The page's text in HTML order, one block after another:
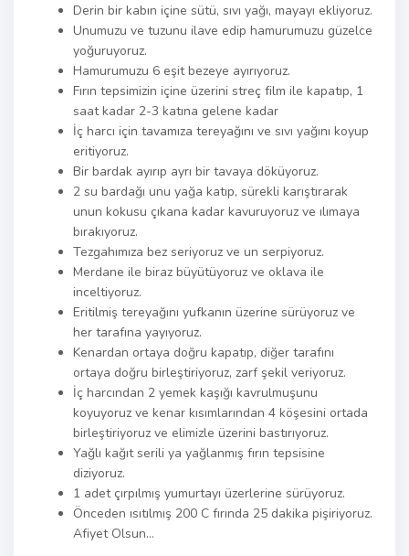
Derin bir kabın içine sütü, sıvı yağı, mayayı ekliyoruz.
Unumuzu ve tuzunu ilave edip hamurumuzu güzelce
yoğuruyoruz.
Hamurumuzu 6 eşit bezeye ayırıyoruz.
Fırın tepsimizin içine üzerini streç film ile kapatıp, 1
saat kadar 2-3 katına gelene kadar
İç harcı için tavamıza tereyağını ve sıvı yağını koyup
eritiyoruz.
Bir bardak ayırıp ayrı bir tavaya döküyoruz.
2 su bardağı unu yağa katıp, sürekli karıştırarak
unun kokusu çıkana kadar kavuruyoruz ve ılımaya
bırakıyoruz.
Tezgahımıza bez seriyoruz ve un serpiyoruz.
Merdane ile biraz büyütüyoruz ve oklava ile
inceltiyoruz.
Eritilmiş tereyağını yufkanın üzerine sürüyoruz ve
her tarafına yayıyoruz.
Kenardan ortaya doğru kapatıp, diğer tarafını
ortaya doğru birleştiriyoruz, zarf şekil veriyoruz.
İç harcından 2 yemek kaşığı kavrulmuşunu
koyuyoruz ve kenar kısımlarından 4 köşesini ortada
birleştiriyoruz ve elimizle üzerini bastırıyoruz.
Yağlı kağıt serili ya yağlanmış fırın tepsisine
diziyoruz.
1 adet çırpılmış yumurtayı üzerlerine sürüyoruz.
Önceden ısıtılmış 200 C fırında 25 dakika pişiriyoruz.
Afiyet Olsun…